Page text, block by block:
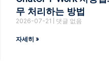
무 처리하는 방법
2026-07-21 댓글 없음
자세히 »